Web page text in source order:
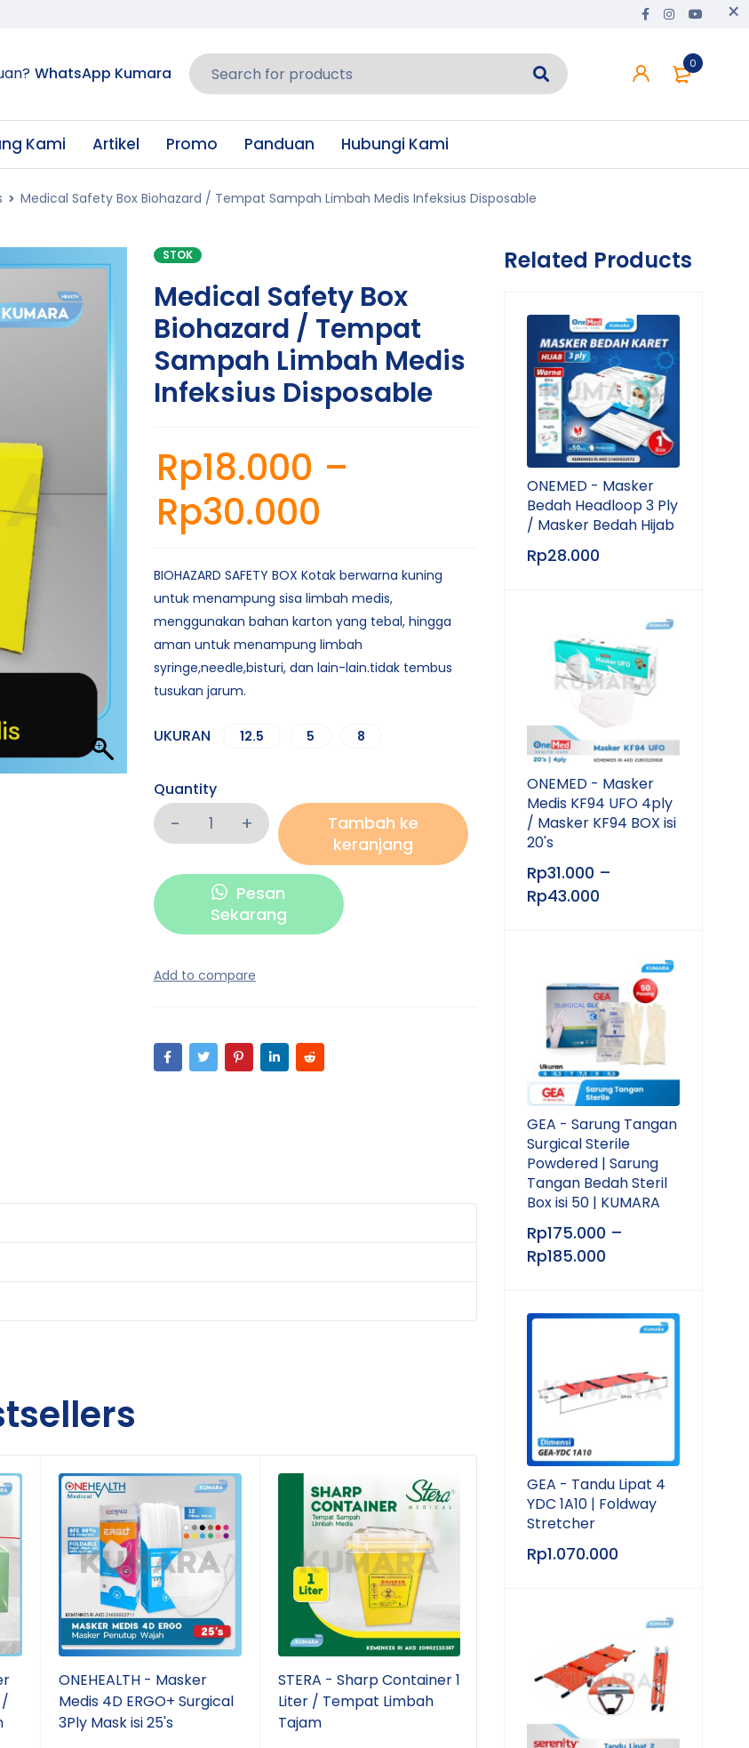
0
WhatsApp Kumara
Kami Artikel Promo Panduan Hubungi Kami
Medical Safety Box Biohazard / Tempat Sampah Limbah Medis Infeksius Disposable
STOK
Medical Safety Box
Biohazard / Tempat
Sampah Limbah Medis
Infeksius Disposable
Rp18.000 –
Rp30.000
BIOHAZARD SAFETY BOX Kotak berwarna kuning
untuk menampung sisa limbah medis,
menggunakan bahan karton yang tebal, hingga
aman untuk menampung limbah
syringe,needle,bisturi, dan lain-lain.tidak tembus
tusukan jarum.
UKURAN 12.5 5 8
Quantity
Tambah ke
keranjang
Pesan
Sekarang
/
ONEHEALTH - Masker
Medis 4D ERGO+ Surgical
3Ply Mask isi 25's
STERA - Sharp Container 1
Liter / Tempat Limbah
Tajam
SAFEGLOVE - Sarung
Tangan Steril Powder
Free / Surgical Glove
Sterile Box isi 50's
Related Products
ONEMED - Masker
Bedah Headloop 3 Ply
/ Masker Bedah Hijab
Rp28.000
ONEMED - Masker
Medis KF94 UFO 4ply
/ Masker KF94 BOX isi
20's
Rp31.000 –
Rp43.000
GEA - Sarung Tangan
Surgical Sterile
Powdered | Sarung
Tangan Bedah Steril
Box isi 50 | KUMARA
Rp175.000 –
Rp185.000
GEA - Tandu Lipat 4
YDC 1A10 | Foldway
Stretcher
Rp1.070.000